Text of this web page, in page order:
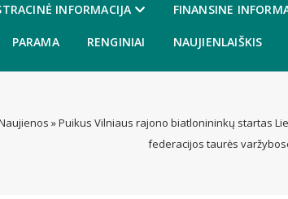
INFORMACIJA FINANSINE
PARAMA RENGINIAI NAUJIENLAIŠKIS
»Puikus Vilniaus rajono biatlonininkų startas
federacijos taurės